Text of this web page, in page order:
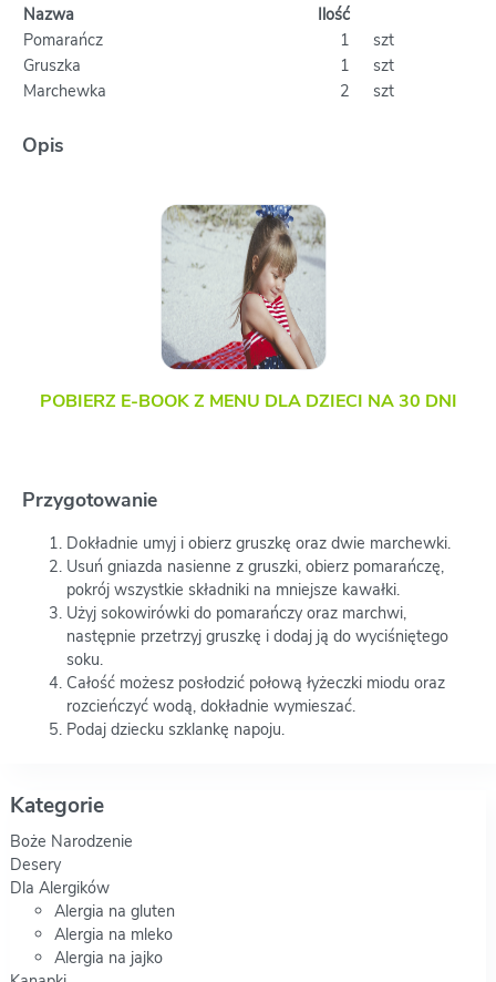
Nazwa
Ilość
Pomarańcz
1
szt
Gruszka
1
szt
Marchewka
2 szt
Opis
POBIERZ E-BOOK Z MENU DLA DZIECI NA 30 DNI
Przygotowanie
Dokładnie umyj i obierz gruszkę oraz dwie marchewki.
Usuń gniazda nasienne z gruszki, obierz pomarańczę,
pokrój wszystkie składniki na mniejsze kawałki.
Użyj sokowirówki do pomarańczy oraz marchwi,
następnie przetrzyj gruszkę i dodaj ją do wyciśniętego
soku.
Całość możesz posłodzić połową łyżeczki miodu oraz
rozcieńczyć wodą, dokładnie wymieszać.
Podaj dziecku szklankę napoju.
Kategorie
Boże Narodzenie
Desery
Dla Alergików
Alergia na gluten
Alergia na mleko
Alergia na jajko